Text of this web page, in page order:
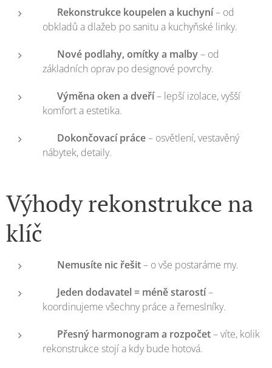
Rekonstrukce koupelen a kuchyní– od
obkladů a dlažeb po sanitu a kuchyňské linky.
Nové podlahy, omítky a malby– od
základních oprav po designové povrchy.
Výměna oken a dveří– lepší izolace, vyšší
komfort a estetika.
Dokončovací práce– osvětlení, vestavěný
nábytek, detaily.
Výhody rekonstrukce na
klíč
Nemusíte nic řešit– o vše postaráme my.
Jeden dodavatel = méně starostí–
koordinujeme všechny práce a řemeslníky.
Přesný harmonogram a rozpočet– víte, kolik
rekonstrukce stojí a kdy bude hotová.